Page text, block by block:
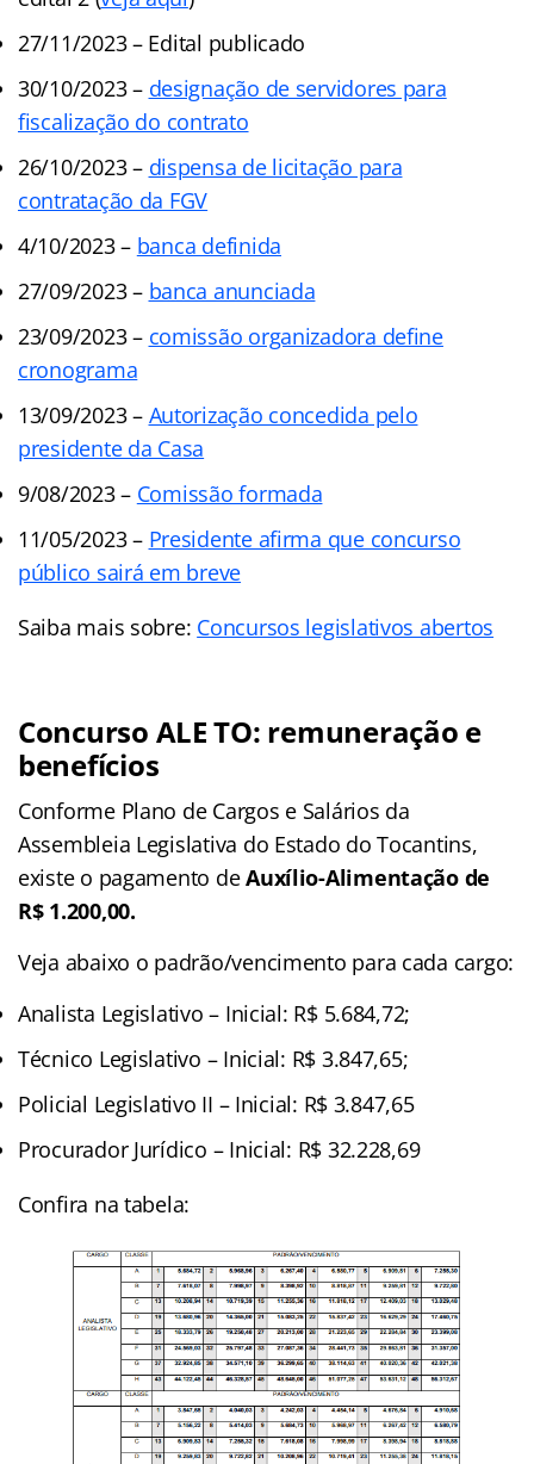
27/11/2023 – Edital publicado
30/10/2023 – designação de servidores para
fiscalização do contrato
26/10/2023 – dispensa de licitação para
contratação da FGV
4/10/2023 – banca definida
27/09/2023 – banca anunciada
23/09/2023 – comissão organizadora define
cronograma
13/09/2023 – Autorização concedida pelo
presidente da Casa
9/08/2023 – Comissão formada
11/05/2023 – Presidente afirma que concurso
público sairá em breve
Saiba mais sobre: Concursos legislativos abertos
Concurso ALE TO: remuneração e
benefícios
Conforme Plano de Cargos e Salários da
Assembleia Legislativa do Estado do Tocantins,
existe o pagamento deAuxílio-Alimentação de
R$ 1.200,00.
Veja abaixo o padrão/vencimento para cada cargo:
Analista Legislativo – Inicial: R$ 5.684,72;
Técnico Legislativo – Inicial: R$ 3.847,65;
Policial Legislativo II – Inicial: R$ 3.847,65
Procurador Jurídico – Inicial: R$ 32.228,69
Confira na tabela: